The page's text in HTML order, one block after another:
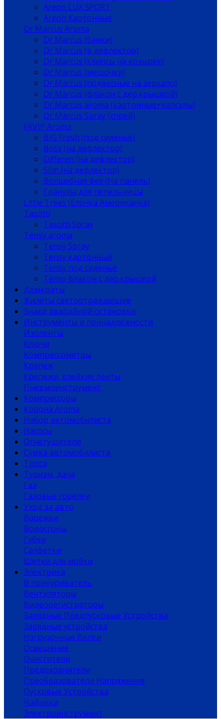
Areon LUX SPORT
Areon Картонные
Dr Marcus Aroma
Dr Marcus (банки)
Dr Marcus (в дефлектор)
Dr Marcus (клипсы на козырек)
Dr Marcus (мешочки)
Dr Marcus (подвесные на зеркало)
Dr Marcus (флакон с дер.крышкой)
Dr Marcus aroma (картонные+капсулы)
Dr Marcus Spray (спрей)
FKVJP Aroma
BIG Fresh (под сиденье)
Boss (на дефлектор)
Differen (на дефлектор)
Slim (на дефлектор)
Волшебная фея (На панель)
Гранулы для пепельницы
Little Trees (Елочка Американка)
Tasotti
Tasotti Spray
Tensy aroma
Tensy Spray
Tensy картонный
Tensy под сиденье
Tensy флакон с дер.крышкой
Домкраты
Жилеты светоотражающие
Знаки аварийной остановки
Инструменты и принадлежности
Изоленты
Ключи
Компрессометры
Крепеж
Крепежи, клейкие ленты
Пневмоинструмент
Компрессоры
Корона Aroma
Набор автомобилиста
Насосы
Огнетушители
Сумка автомобилиста
Троса
Туризм, дача
Газ
Газовые горелки
Уход за авто
Варежки
Водосгоны
Губки
Салфетки
Щетки для мойки
Электрика
В прикуриватель
Вентиляторы
Видеорегистраторы
Зарядные Предпусковые Устройства
Зарядные устройства
Нагрузочные Вилки
Освещение
Очистители
Предохранители
Преобразователи Напряжения
Пусковые Устройства
Чайники
Электроинструмент